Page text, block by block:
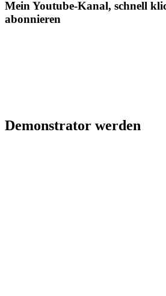
Mein Youtube-Kanal, schnell
abonnieren
Demonstrator werden